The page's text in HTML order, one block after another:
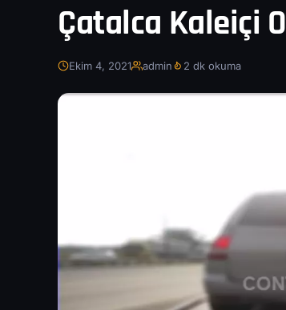
Çatalca Kaleiçi
Ekim 4, 2021 admin 2 dk okuma